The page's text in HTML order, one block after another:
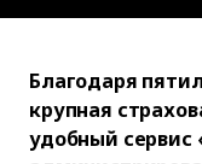
Благодаря
крупная
удобный сервис